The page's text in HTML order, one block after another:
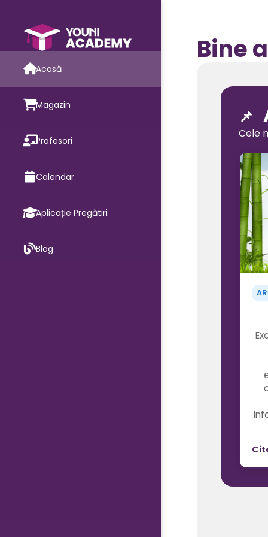
Acasă
Magazin
Profesori
Calendar
Aplicație Pregătiri
Blog
Bine
📌
Cele